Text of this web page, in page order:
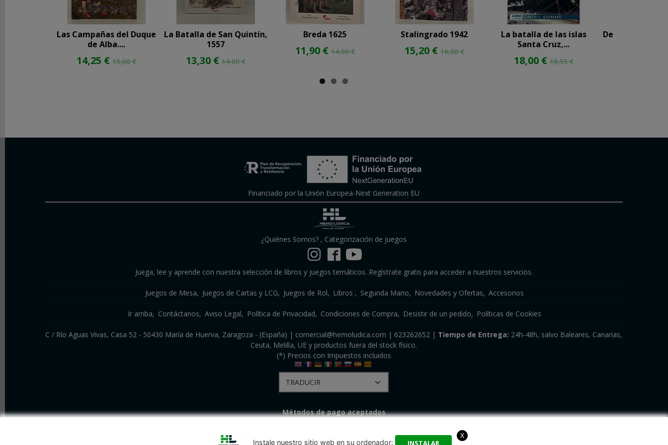
Las Campañas del Duque
de Alba....
14,25 € 15,00 €
La Batalla de San Quintín,
1557
13,30 € 14,00 €
Breda 1625
11,90 € 14,00 €
Stalingrado 1942
15,20 € 16,00 €
La batalla de las islas
Santa Cruz,...
18,00 € 18,95 €
Destructores
Financiado por la Unión Europea-Next Generation EU
¿Quiénes Somos? , Categorización de juegos
Juega, lee y aprende con nuestra selección de libros y juegos temáticos. Regístrate gratis para acceder a nuestros servicios.
Juegos de Mesa Juegos de Cartas y LCG Juegos de Rol Libros Segunda Mano Novedades y Ofertas Accesorios
Ir arriba Contáctanos Aviso Legal Política de Privacidad Condiciones de Compra Desistir de un pedido Políticas de Cookies
C / Río Aguas Vivas, Casa 52 - 50430 María de Huerva, Zaragoza - (España) | comercial@hemoludica.com | 623262652 | Tiempo de Entrega: 24h-48h, salvo Baleares, Canarias,
Ceuta, Melilla, UE y productos fuera del stock físico.
(*) Precios con Impuestos incluidos
Métodos de pago aceptados
Instale nuestro sitio web en su ordenador: INSTALAR
X